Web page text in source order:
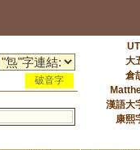
破音字
大
倉
漢語大
康熙